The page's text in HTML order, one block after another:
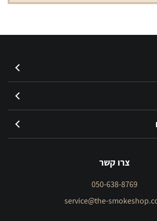
צרו קשר
050-638-8769
service@the-